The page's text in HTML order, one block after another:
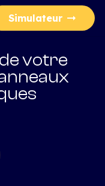
Simulateur
votre